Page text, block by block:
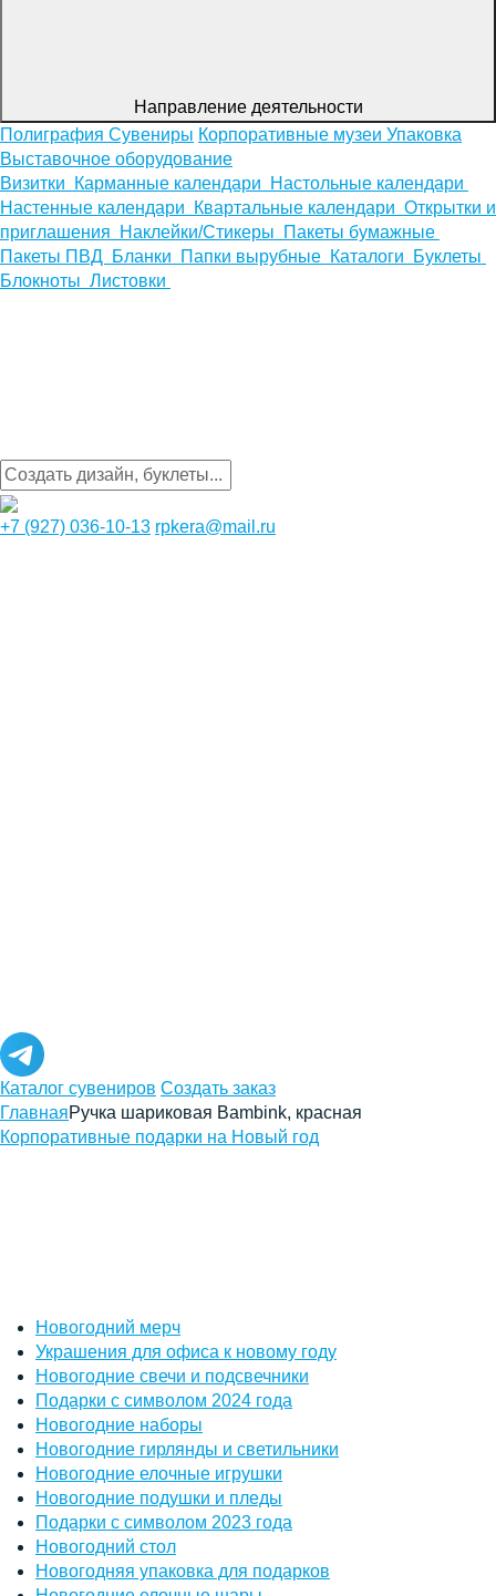
Направление деятельности
Полиграфия Сувениры Корпоративные музеи Упаковка
Выставочное оборудование
Визитки
Карманные календари
Настольные календари
Настенные календари
Квартальные календари Открытки и
приглашения
Наклейки/Стикеры
Пакеты бумажные
Пакеты ПВД Бланки Папки вырубные Каталоги
Буклеты
Блокноты Листовки
+7 (927) 036-10-13 rpkera@mail.ru
Каталог сувениров Создать заказ
ГлавнаяРучка шариковая Bambink, красная
Корпоративные подарки на Новый год
Новогодний мерч
Украшения для офиса к новому году
Новогодние свечи и подсвечники
Подарки с символом 2024 года
Новогодние наборы
Новогодние гирлянды и светильники
Новогодние елочные игрушки
Новогодние подушки и пледы
Подарки с символом 2023 года
Новогодний стол
Новогодняя упаковка для подарков